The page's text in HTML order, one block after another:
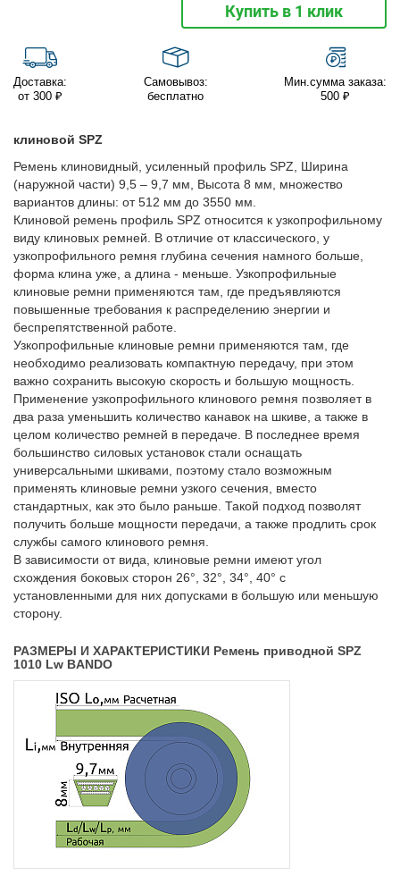
Купить в 1 клик
Доставка:
от 300 ₽
Самовывоз:
бесплатно
Мин.сумма заказа:
500 ₽
клиновой SPZ
Ремень клиновидный, усиленный профиль SPZ, Ширина
(наружной части) 9,5 – 9,7 мм, Высота 8 мм, множество
вариантов длины: от 512 мм до 3550 мм.
Клиновой ремень профиль SPZ относится к узкопрофильному
виду клиновых ремней. В отличие от классического, у
узкопрофильного ремня глубина сечения намного больше,
форма клина уже, а длина - меньше. Узкопрофильные
клиновые ремни применяются там, где предъявляются
повышенные требования к распределению энергии и
беспрепятственной работе.
Узкопрофильные клиновые ремни применяются там, где
необходимо реализовать компактную передачу, при этом
важно сохранить высокую скорость и большую мощность.
Применение узкопрофильного клинового ремня позволяет в
два раза уменьшить количество канавок на шкиве, а также в
целом количество ремней в передаче. В последнее время
большинство силовых установок стали оснащать
универсальными шкивами, поэтому стало возможным
применять клиновые ремни узкого сечения, вместо
стандартных, как это было раньше. Такой подход позволят
получить больше мощности передачи, а также продлить срок
службы самого клинового ремня.
В зависимости от вида, клиновые ремни имеют угол
схождения боковых сторон 26°, 32°, 34°, 40° с
установленными для них допусками в большую или меньшую
сторону.
РАЗМЕРЫ И ХАРАКТЕРИСТИКИ Ремень приводной SPZ
1010 Lw BANDO